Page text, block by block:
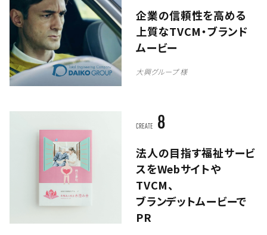
大興グループ 様
企業の信頼性を高める
上質なTVCM・ブランド
ムービー
CREATE 8
法人の目指す福祉サービ
スをWebサイトや
TVCM、
ブランデットムービーで
PR